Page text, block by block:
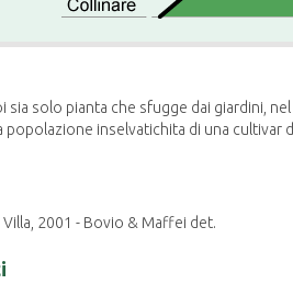
sia solo pianta che sfugge dai giardini,
popolazione inselvatichita di una cultivar
Villa, 2001 - Bovio & Maffei det.